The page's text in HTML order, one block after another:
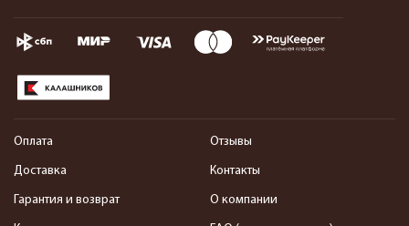
Оплата
Доставка
Гарантия и возврат
Отзывы
Контакты
О компании